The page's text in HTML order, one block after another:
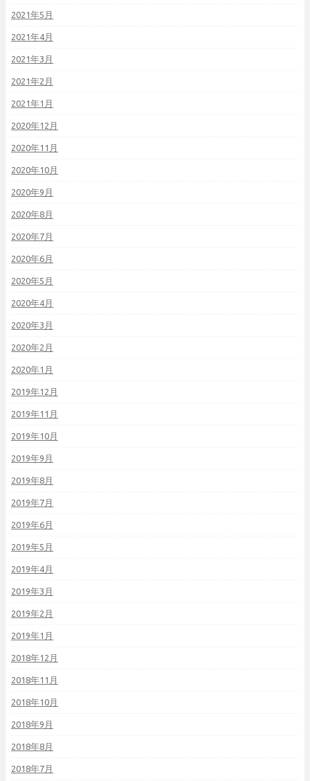
2021年5月
2021年4月
2021年3月
2021年2月
2021年1月
2020年12月
2020年11月
2020年10月
2020年9月
2020年8月
2020年7月
2020年6月
2020年5月
2020年4月
2020年3月
2020年2月
2020年1月
2019年12月
2019年11月
2019年10月
2019年9月
2019年8月
2019年7月
2019年6月
2019年5月
2019年4月
2019年3月
2019年2月
2019年1月
2018年12月
2018年11月
2018年10月
2018年9月
2018年8月
2018年7月